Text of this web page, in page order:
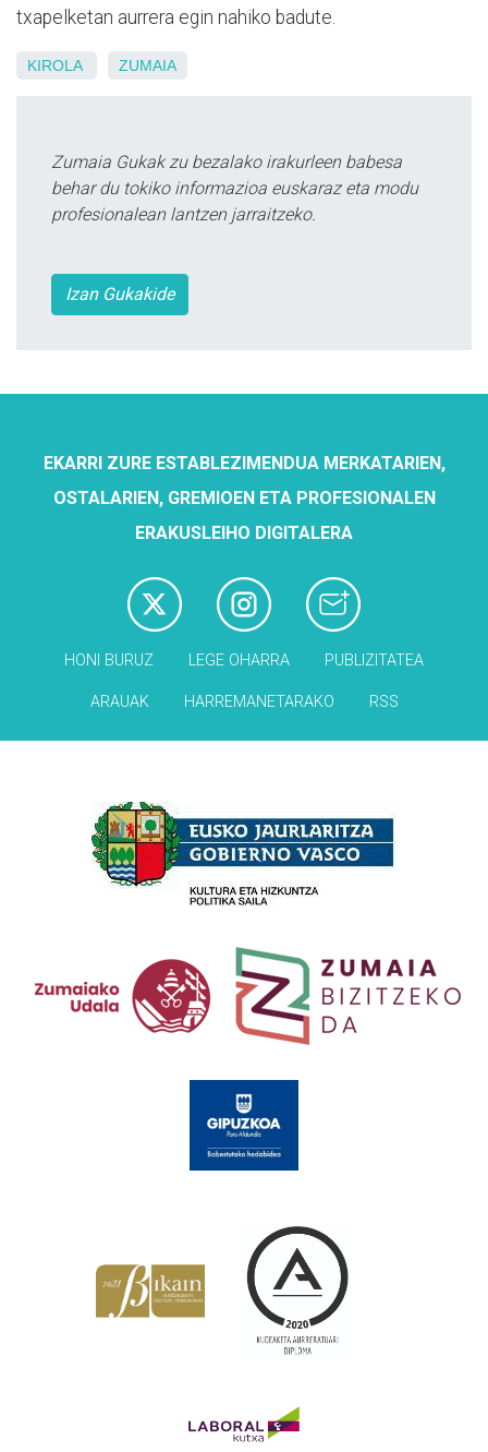
txapelketan aurrera egin nahiko badute.
KIROLA ZUMAIA
Zumaia Gukak zu bezalako irakurleen babesa
behar du tokiko informazioa euskaraz eta modu
profesionalean lantzen jarraitzeko.
Izan Gukakide
EKARRI ZURE ESTABLEZIMENDUA MERKATARIEN,
OSTALARIEN, GREMIOEN ETA PROFESIONALEN
ERAKUSLEIHO DIGITALERA
HONI BURUZ LEGE OHARRA PUBLIZITATEA
ARAUAK HARREMANETARAKO RSS